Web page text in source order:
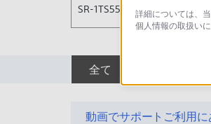
SR-1TS55
全て
動画でサポートご利用
詳細については、
個人情報の取扱い